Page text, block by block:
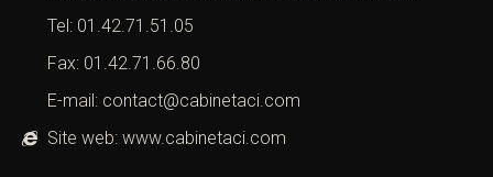
Tel: 01.42.71.51.05
Fax: 01.42.71.66.80
E-mail: contact@cabinetaci.com
Site web: www.cabinetaci.com